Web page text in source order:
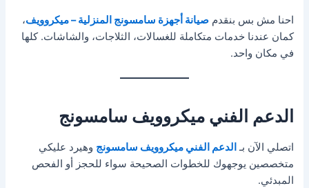
احنا مش بس بنقدمصيانة أجهزة سامسونج المنزلية – ميكروويف،
كمان عندنا خدمات متكاملة للغسالات، الثلاجات، والشاشات. كلها
في مكان واحد.
الدعم الفني ميكروويف سامسونج
اتصلي الآن بـ الدعم الفني ميكروويف سامسونج وهيرد عليكي
متخصصين يوجهوك للخطوات الصحيحة سواء للحجز أو الفحص
المبدئي.